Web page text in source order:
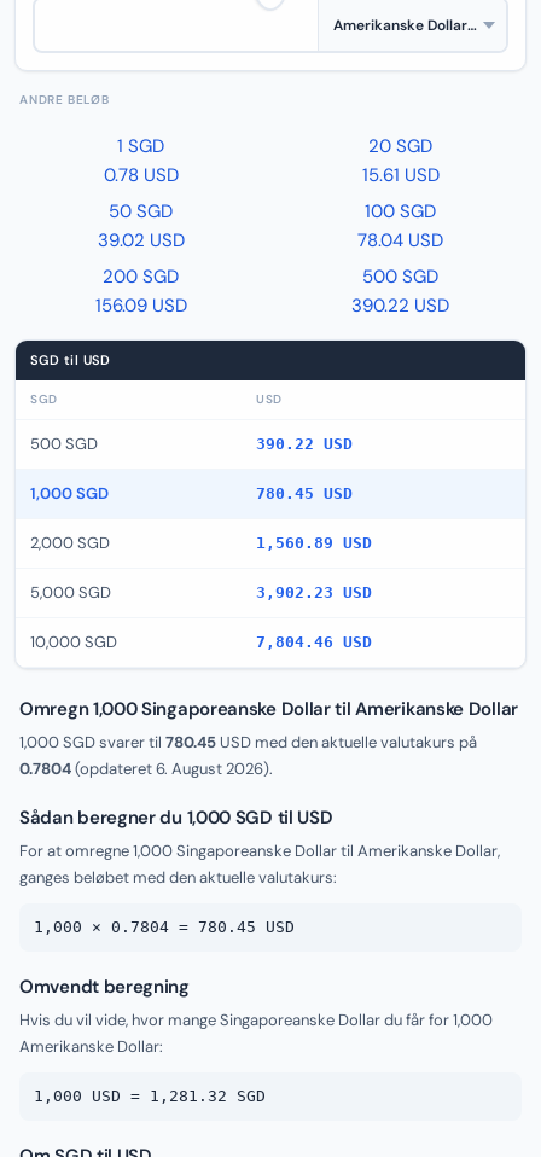
ANDRE BELØB
1 SGD
0.78 USD
20 SGD
15.61 USD
50 SGD
39.02 USD
100 SGD
78.04 USD
200 SGD
156.09 USD
500 SGD
390.22 USD
SGD til USD
SGD USD
500 SGD 390.22 USD
1,000 SGD 780.45 USD
2,000 SGD 1,560.89 USD
5,000 SGD 3,902.23 USD
10,000 SGD 7,804.46 USD
Omregn 1,000 Singaporeanske Dollar til Amerikanske Dollar
1,000 SGD svarer til 780.45 USD med den aktuelle valutakurs på
0.7804(opdateret6. August 2026).
Sådan beregner du 1,000 SGD til USD
For at omregne 1,000 Singaporeanske Dollar til Amerikanske Dollar,
ganges beløbet med den aktuelle valutakurs:
1,000 × 0.7804 = 780.45 USD
Omvendt beregning
Hvis du vil vide, hvor mange Singaporeanske Dollar du får for 1,000
Amerikanske Dollar:
1,000 USD = 1,281.32 SGD